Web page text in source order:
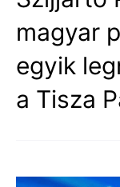
magyar
egyik
a Tisza